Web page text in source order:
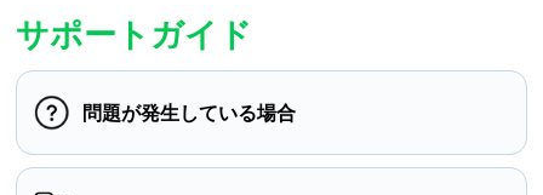
サポートガイド
問題が発生している場合